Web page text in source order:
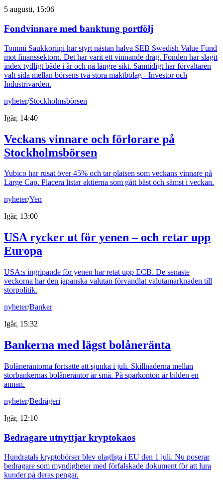
5 augusti, 15:06
Fondvinnare med banktung portfölj
Tommi Saukkoriipi har styrt nästan halva SEB Swedish Value Fund
mot finanssektorn. Det har varit ett vinnande drag. Fonden har slagit
index tydligt både i år och på längre sikt. Samtidigt har förvaltaren
valt sida mellan börsens två stora maktbolag - Investor och
Industrivärden.
nyheter/Stockholmsbörsen
Igår, 14:40
Veckans vinnare och förlorare på
Stockholmsbörsen
Yubico har rusat över 45% och tar platsen som veckans vinnare på
Large Cap. Placera listar aktierna som gått bäst och sämst i veckan.
nyheter/Yen
Igår, 13:00
USA rycker ut för yenen – och retar upp
Europa
USA:s ingripande för yenen har retat upp ECB. De senaste
veckorna har den japanska valutan förvandlat valutamarknaden till
storpolitik.
nyheter/Banker
Igår, 15:32
Bankerna med lägst bolåneränta
Bolåneräntorna fortsatte att sjunka i juli. Skillnaderna mellan
storbankernas bolåneräntor är små. På sparkonton är bilden en
annan.
nyheter/Bedrägeri
Igår, 12:10
Bedragare utnyttjar kryptokaos
Hundratals kryptobörser blev olagliga i EU den 1 juli. Nu poserar
bedragare som myndigheter med förfalskade dokument för att lura
kunder på deras pengar.